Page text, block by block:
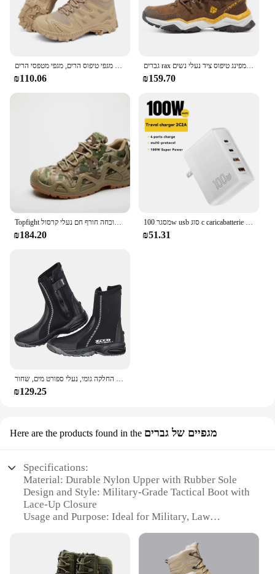
גברים של ארבע עונות נושם נשימה מגפי טיפוס הרים, מגפי מטפסי הרים
₪110.06
גברים rax נעלי הליכה באמצע העליון עמיד למים חיצונית גברים נעלי גברים עור טרקים שביל קמפינג טיפוס ציד נעלי נשים
₪159.70
Topfight ירוק חתוך אמצע גברים חיתוך גברים של גודל האתחול 39-46 טקטית הליכה נעליים מים הוכחה חורף חם נעלי קרסול
₪184.20
מסגר 100w usb סוג c caricabatterie pd qc תשלום מהיר 4.0 סוג 3.0 c ריקאריקה ראפידה ליפון 14 13 12 xiaomi macbook
₪51.31
מגפי צלילה מניאופרן 5 מ "מ עם גומי נגד החלקה גומי, נעלי ספורט מים, שחור
₪129.25
Here are the products found in the מגפיים של גברים
Specifications:
Material: Durable Nylon Upper with Rubber Sole
Design and Style: Military-Grade Tactical Boot with
Lace-Up Closure
Usage and Purpose: Ideal for Military, Law
Performance and Property: Lightweight with
Excellent Traction and Support
Parts and Accessories: Includes Steel Shank for